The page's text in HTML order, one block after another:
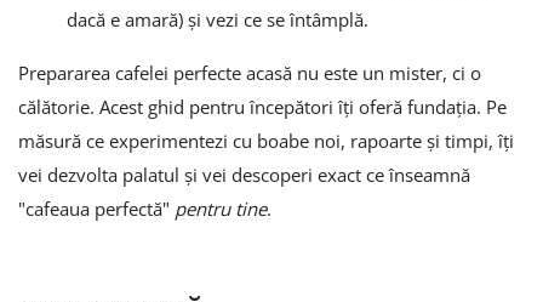
dacă e amară) și vezi ce se întâmplă.
Prepararea cafelei perfecte acasă nu este un mister, ci o
călătorie. Acest ghid pentru începători îți oferă fundația. Pe
măsură ce experimentezi cu boabe noi, rapoarte și timpi, îți
vei dezvolta palatul și vei descoperi exact ce înseamnă
"cafeaua perfectă" pentru tine.